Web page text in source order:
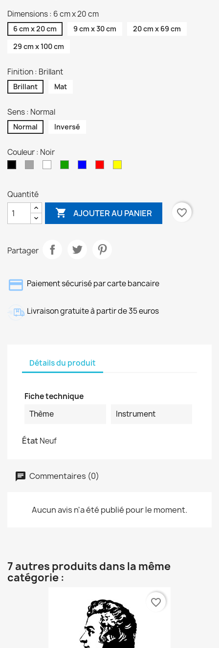
Dimensions : 6 cm x 20 cm
6 cm x 20 cm 9 cm x 30 cm
20 cm x 69 cm
29 cm x 100 cm
Finition : Brillant
Brillant Mat
Sens : Normal
Normal Inversé
Couleur : Noir
Quantité
 AJOUTER AU PANIER favorite_border
Partager
Paiement sécurisé par carte bancaire
Livraison gratuite à partir de 35 euros
Détails du produit
Fiche technique
Thème
Instrument
ÉtatNeuf
Commentaires (0)
Aucun avis n'a été publié pour le moment.
7 autres produits dans la même
catégorie :
favorite_border